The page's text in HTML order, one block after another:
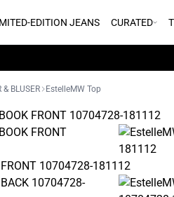
EDITION JEANS CURATED
& BLUSER EstelleMW Top